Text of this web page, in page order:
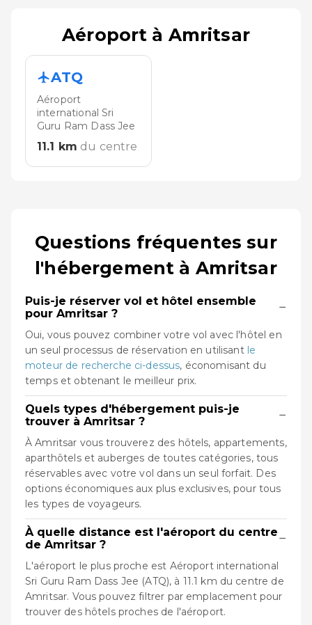
Aéroport à Amritsar
ATQ
Aéroport
international Sri
Guru Ram Dass Jee
11.1 km du centre
Questions fréquentes sur
l'hébergement à Amritsar
Puis-je réserver vol et hôtel ensemble
pour Amritsar ?
−
Oui, vous pouvez combiner votre vol avec l'hôtel en
un seul processus de réservation en utilisant le
moteur de recherche ci-dessus, économisant du
temps et obtenant le meilleur prix.
Quels types d'hébergement puis-je
trouver à Amritsar ?
−
À Amritsar vous trouverez des hôtels, appartements,
aparthôtels et auberges de toutes catégories, tous
réservables avec votre vol dans un seul forfait. Des
options économiques aux plus exclusives, pour tous
les types de voyageurs.
À quelle distance est l'aéroport du centre
de Amritsar ?
−
L'aéroport le plus proche est Aéroport international
Sri Guru Ram Dass Jee (ATQ), à 11.1 km du centre de
Amritsar. Vous pouvez filtrer par emplacement pour
trouver des hôtels proches de l'aéroport.